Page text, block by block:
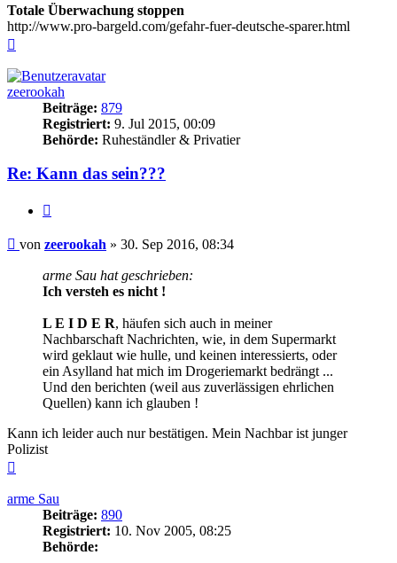
Totale Überwachung stoppen
http://www.pro-bargeld.com/gefahr-fuer-deutsche-sparer.html
zeerookah
Beiträge: 879
Registriert: 9. Jul 2015, 00:09
Behörde: Ruheständler & Privatier
Re: Kann das sein???
Beitrag
von zeerookah » 30. Sep 2016, 08:34
arme Sau hat geschrieben:
Ich versteh es nicht !
L E I D E R, häufen sich auch in meiner
Nachbarschaft Nachrichten, wie, in dem Supermarkt
wird geklaut wie hulle, und keinen interessierts, oder
ein Asylland hat mich im Drogeriemarkt bedrängt ...
Und den berichten (weil aus zuverlässigen ehrlichen
Quellen) kann ich glauben !
Kann ich leider auch nur bestätigen. Mein Nachbar ist junger
Polizist
arme Sau
Beiträge: 890
Registriert: 10. Nov 2005, 08:25
Behörde: